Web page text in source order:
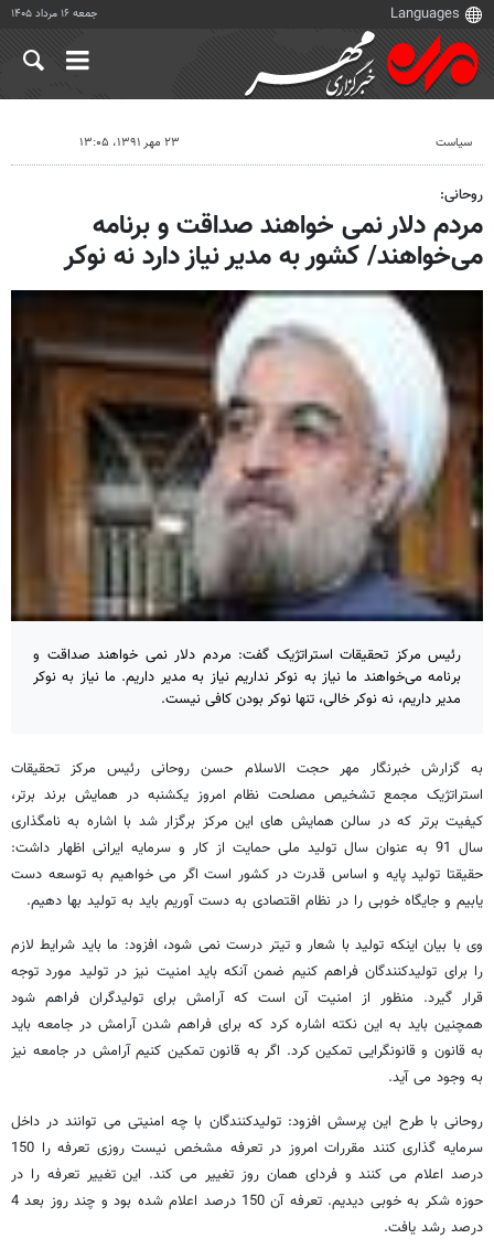
جمعه ۱۶ مرداد ۱۴۰۵
سیاست ۲۳ مهر ۱۳۹۱، ۱۳:۰۵
روحانی:
مردم دلار نمی خواهند صداقت و برنامه
می‌خواهند/ کشور به مدیر نیاز دارد نه نوکر
رئیس مرکز تحقیقات استراتژیک گفت: مردم دلار نمی خواهند صداقت و
برنامه می‌خواهند ما نیاز به نوکر نداریم نیاز به مدیر داریم. ما نیاز به نوکر
مدیر داریم، نه نوکر خالی، تنها نوکر بودن کافی نیست.
به گزارش خبرنگار مهر حجت الاسلام حسن روحانی رئیس مرکز تحقیقات
استراتژیک مجمع تشخیص مصلحت نظام امروز یکشنبه در همایش برند برتر،
کیفیت برتر که در سالن همایش های این مرکز برگزار شد با اشاره به نامگذاری
سال 91 به عنوان سال تولید ملی حمایت از کار و سرمایه ایرانی اظهار داشت:
حقیقتا تولید پایه و اساس قدرت در کشور است اگر می خواهیم به توسعه دست
یابیم و جایگاه خوبی را در نظام اقتصادی به دست آوریم باید به تولید بها دهیم.
وی با بیان اینکه تولید با شعار و تیتر درست نمی شود، افزود: ما باید شرایط لازم
را برای تولیدکنندگان فراهم کنیم ضمن آنکه باید امنیت نیز در تولید مورد توجه
قرار گیرد. منظور از امنیت آن است که آرامش برای تولیدگران فراهم شود
همچنین باید به این نکته اشاره کرد که برای فراهم شدن آرامش در جامعه باید
به قانون و قانونگرایی تمکین کرد. اگر به قانون تمکین کنیم آرامش در جامعه نیز
به وجود می آید.
روحانی با طرح این پرسش افزود: تولیدکنندگان با چه امنیتی می توانند در داخل
سرمایه گذاری کنند مقررات امروز در تعرفه مشخص نیست روزی تعرفه را 150
درصد اعلام می کنند و فردای همان روز تغییر می کند. این تغییر تعرفه را در
حوزه شکر به خوبی دیدیم. تعرفه آن 150 درصد اعلام شده بود و چند روز بعد 4
درصد رشد یافت.